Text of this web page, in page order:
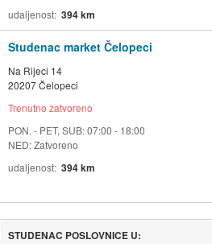
udaljenost 394 km
Studenac market Čelopeci
Na Rijeci 14
20207 Čelopeci
Trenutno zatvoreno
PON. - PET, SUB: 07:00 - 18:00
NED: Zatvoreno
udaljenost 394 km
STUDENAC POSLOVNICE U: